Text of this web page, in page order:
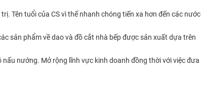
Tên tuổi của CS vì thế nhanh chóng tiến xa hơn đến các nước
sản phẩm về dao và đồ cắt nhà bếp được sản xuất dựa trên
nướng. Mở rộng lĩnh vực kinh doanh đồng thời với việc đưa